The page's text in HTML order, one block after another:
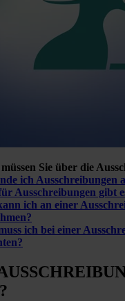
Sie über die
ich Ausschreibungen
Ausschreibungen gibt
ich an einer
ich bei einer